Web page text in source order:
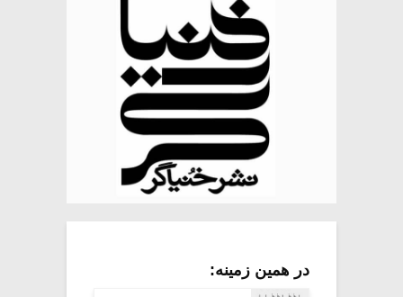
در همین زمینه: